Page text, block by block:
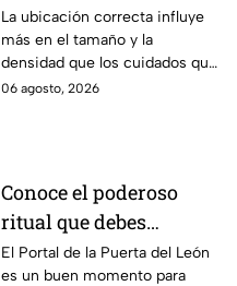
crezcan grandes y
frondosas
La ubicación correcta influye
más en el tamaño y la
densidad que los cuidados que
se le dan
06 agosto, 2026
Conoce el poderoso
ritual que debes
realizar en el Portal 8/8
El Portal de la Puerta del León
es un buen momento para